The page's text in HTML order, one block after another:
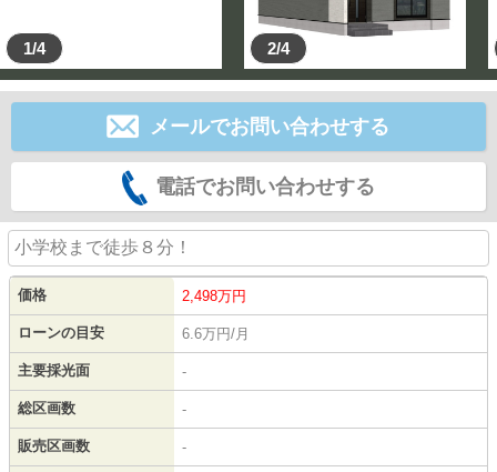
1/4 2/4
メールでお問い合わせする
電話でお問い合わせする
小学校まで徒歩８分！
価格 2,498万円
ローンの目安 6.6万円/月
主要採光面 -
総区画数 -
販売区画数 -